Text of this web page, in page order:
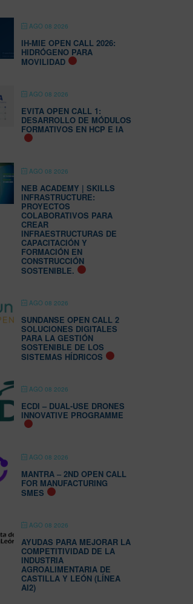
AGO 08 2026
IH-MIE OPEN CALL 2026:
HIDRÓGENO PARA
MOVILIDAD
AGO 08 2026
EVITA OPEN CALL 1:
DESARROLLO DE MÓDULOS
FORMATIVOS EN HCP E IA
AGO 08 2026
NEB ACADEMY | SKILLS
INFRASTRUCTURE:
PROYECTOS
COLABORATIVOS PARA
CREAR
INFRAESTRUCTURAS DE
CAPACITACIÓN Y
FORMACIÓN EN
CONSTRUCCIÓN
SOSTENIBLE.
AGO 08 2026
SUNDANSE OPEN CALL 2
SOLUCIONES DIGITALES
PARA LA GESTIÓN
SOSTENIBLE DE LOS
SISTEMAS HÍDRICOS
AGO 08 2026
ECDI – DUAL-USE DRONES
INNOVATIVE PROGRAMME
AGO 08 2026
MANTRA – 2ND OPEN CALL
FOR MANUFACTURING
SMES
AGO 08 2026
AYUDAS PARA MEJORAR LA
COMPETITIVIDAD DE LA
INDUSTRIA
AGROALIMENTARIA DE
CASTILLA Y LEÓN (LÍNEA
AI2)